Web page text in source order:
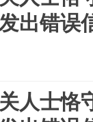
出错误
人士恪